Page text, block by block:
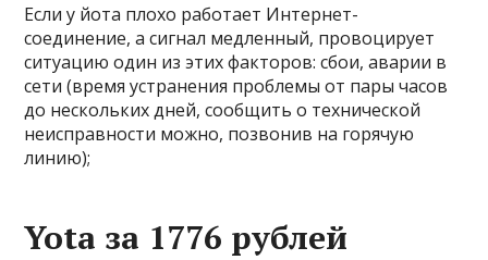
Если у йота плохо работает Интернет-
соединение, а сигнал медленный, провоцирует
ситуацию один из этих факторов: сбои, аварии в
сети (время устранения проблемы от пары часов
до нескольких дней, сообщить о технической
неисправности можно, позвонив на горячую
линию);
Yota за 1776 рублей